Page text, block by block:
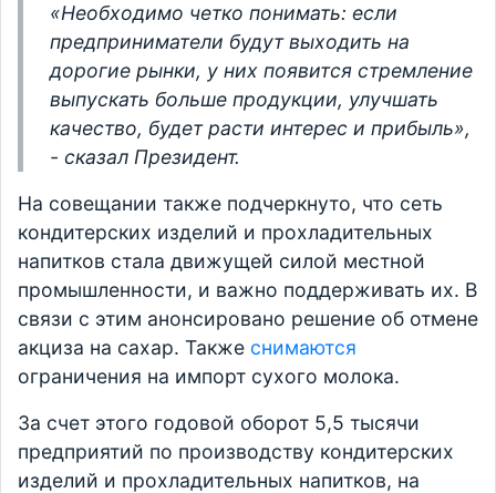
«Необходимо четко понимать: если
предприниматели будут выходить на
дорогие рынки, у них появится стремление
выпускать больше продукции, улучшать
качество, будет расти интерес и прибыль»,
- сказал Президент.
На совещании также подчеркнуто, что сеть
кондитерских изделий и прохладительных
напитков стала движущей силой местной
промышленности, и важно поддерживать их. В
связи с этим анонсировано решение об отмене
акциза на сахар. Также снимаются
ограничения на импорт сухого молока.
За счет этого годовой оборот 5,5 тысячи
предприятий по производству кондитерских
изделий и прохладительных напитков, на